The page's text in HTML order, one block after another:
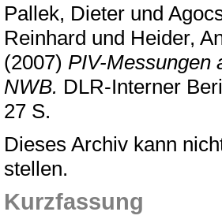
Pallek, Dieter und
Reinhard und Heider,
(2007) PIV-Messungen
NWB. DLR-Interner
27 S.
Dieses Archiv kann
stellen.
Kurzfassung